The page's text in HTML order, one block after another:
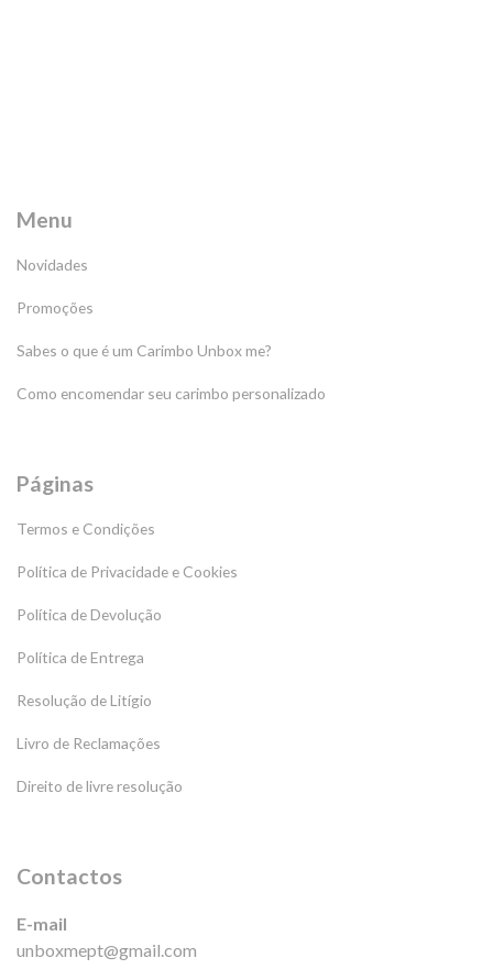
Menu
Novidades
Promoções
Sabes o que é um Carimbo Unbox me?
Como encomendar seu carimbo personalizado
Páginas
Termos e Condições
Política de Privacidade e Cookies
Política de Devolução
Política de Entrega
Resolução de Litígio
Livro de Reclamações
Direito de livre resolução
Contactos
E-mail
unboxmept@gmail.com